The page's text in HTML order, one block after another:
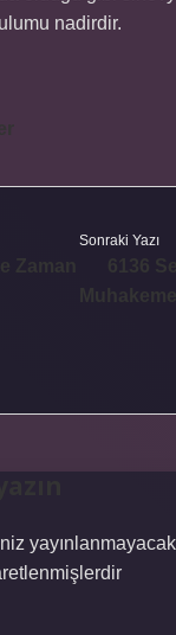
nadirdir.
Sonraki Yazı